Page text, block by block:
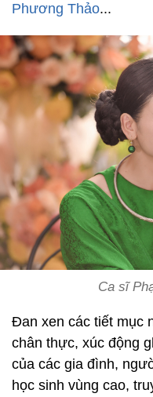
Phương Thảo...
Ca sĩ
Đan xen các tiết mục
chân thực, xúc động
của các gia đình,
học sinh vùng cao,